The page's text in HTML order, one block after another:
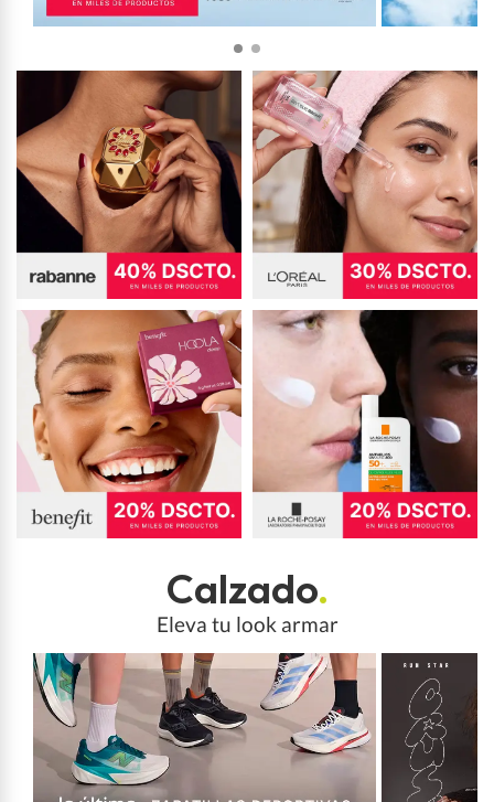
Calzado.
Eleva tu look armar